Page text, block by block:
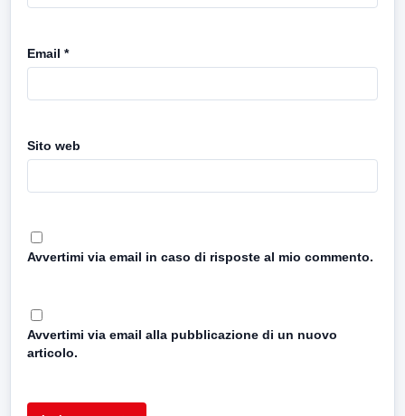
Email *
Sito web
Avvertimi via email in caso di risposte al mio commento.
Avvertimi via email alla pubblicazione di un nuovo
articolo.